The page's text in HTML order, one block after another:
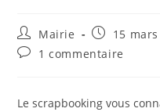
Auteur/autrice
de
la
Mairie
Publication
publiée :
15 mars
Commentaires
publication :
1 commentaire
Le scrapbooking vous